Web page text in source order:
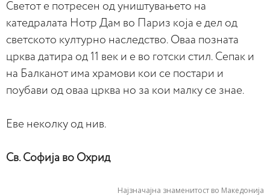
Светот е потресен од уништувањето на
катедралата Нотр Дам во Париз која е дел од
светското културно наследство. Оваа позната
црква датира од 11 век и е во готски стил. Сепак и
на Балканот има храмови кои се постари и
поубави од оваа црква но за кои малку се знае.
Еве неколку од нив.
Св. Софија во Охрид
Најзначајна знаменитост во Македонија